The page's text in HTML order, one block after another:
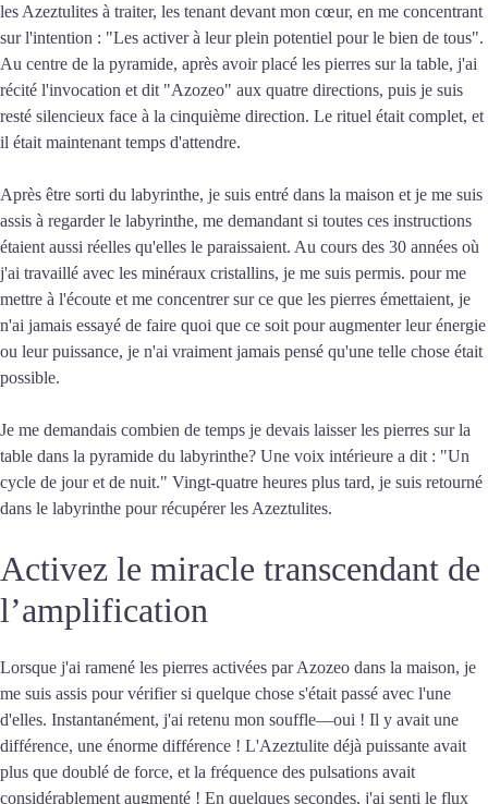
les Azeztulites à traiter, les tenant devant mon cœur, en me concentrant
sur l'intention : "Les activer à leur plein potentiel pour le bien de tous".
Au centre de la pyramide, après avoir placé les pierres sur la table, j'ai
récité l'invocation et dit "Azozeo" aux quatre directions, puis je suis
resté silencieux face à la cinquième direction. Le rituel était complet, et
il était maintenant temps d'attendre.
Après être sorti du labyrinthe, je suis entré dans la maison et je me suis
assis à regarder le labyrinthe, me demandant si toutes ces instructions
étaient aussi réelles qu'elles le paraissaient. Au cours des 30 années où
j'ai travaillé avec les minéraux cristallins, je me suis permis. pour me
mettre à l'écoute et me concentrer sur ce que les pierres émettaient, je
n'ai jamais essayé de faire quoi que ce soit pour augmenter leur énergie
ou leur puissance, je n'ai vraiment jamais pensé qu'une telle chose était
possible.
Je me demandais combien de temps je devais laisser les pierres sur la
table dans la pyramide du labyrinthe? Une voix intérieure a dit : "Un
cycle de jour et de nuit." Vingt-quatre heures plus tard, je suis retourné
dans le labyrinthe pour récupérer les Azeztulites.
Activez le miracle transcendant de
l’amplification
Lorsque j'ai ramené les pierres activées par Azozeo dans la maison, je
me suis assis pour vérifier si quelque chose s'était passé avec l'une
d'elles. Instantanément, j'ai retenu mon souffle—oui ! Il y avait une
différence, une énorme différence ! L'Azeztulite déjà puissante avait
plus que doublé de force, et la fréquence des pulsations avait
considérablement augmenté ! En quelques secondes, j'ai senti le flux